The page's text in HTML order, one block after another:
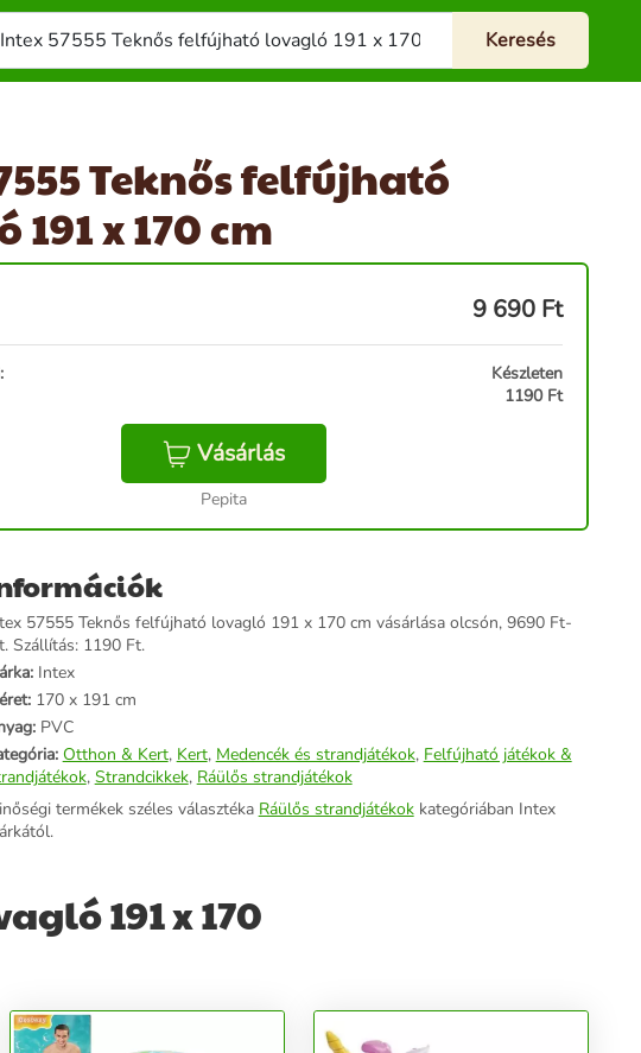
Teknős felfújható
x 170 cm
9 690 Ft
Készleten
1190 Ft
Vásárlás
Pepita
57555 Teknős felfújható lovagló 191 x 170 cm vásárlása olcsón, 9690 Ft-
Szállítás: 1190 Ft.
Intex
170 x 191 cm
PVC
Otthon & Kert, Kert, Medencék és strandjátékok, Felfújható játékok &
, Strandcikkek, Ráülős strandjátékok
termékek széles választéka Ráülős strandjátékokkategóriában Intex
191 x 170